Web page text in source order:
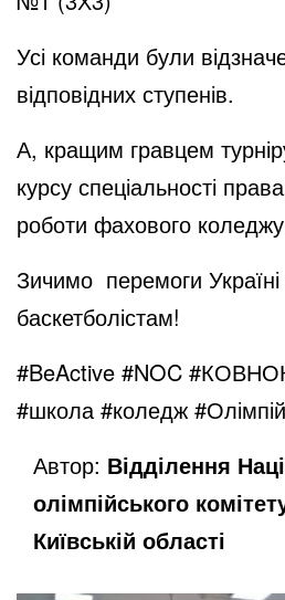
Усі команди були
відповідних ступенів.
А, кращим гравцем
курсу спеціальності
роботи фахового
Зичимо перемоги
баскетболістам!
#BeActive #NOC
#школа #коледж
Автор: Відділення
олімпійського
Київській області